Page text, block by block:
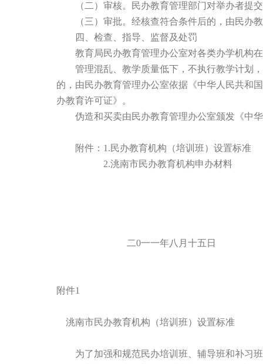
（二）审核。民办教育管理部门对举办者提交
（三）审批。经核查符合条件后的，由民办教
四、检查、指导、监督及处罚
教育局民办教育管理办公室对各类办学机构在
管理混乱、教学质量低下，不执行教学计划，
的，由民办教育管理办公室依据《中华人民共和
办教育许可证》。
伪造和买卖由民办教育管理办公室颁发《中华
附件：1.民办教育机构（培训班）设置标准
2.洮南市民办教育机构申办材料
二0一一年八月十五日
附件1
洮南市民办教育机构（培训班）设置标准
为了加强和规范民办培训班、辅导班和补习班